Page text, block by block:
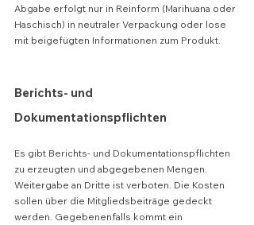
Abgabe erfolgt nur in Reinform (Marihuana oder
Haschisch) in neutraler Verpackung oder lose
mit beigefügten Informationen zum Produkt.
Berichts- und
Dokumentationspflichten
Es gibt Berichts- und Dokumentationspflichten
zu erzeugten und abgegebenen Mengen.
Weitergabe an Dritte ist verboten. Die Kosten
sollen über die Mitgliedsbeiträge gedeckt
werden. Gegebenenfalls kommt ein